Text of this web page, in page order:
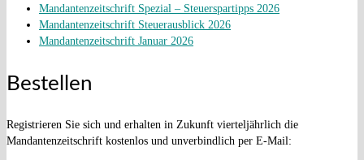
Mandantenzeitschrift Spezial – Steuerspartipps 2026
Mandantenzeitschrift Steuerausblick 2026
Mandantenzeitschrift Januar 2026
Bestellen
Registrieren Sie sich und erhalten in Zukunft vierteljährlich die
Mandantenzeitschrift kostenlos und unverbindlich per E-Mail: